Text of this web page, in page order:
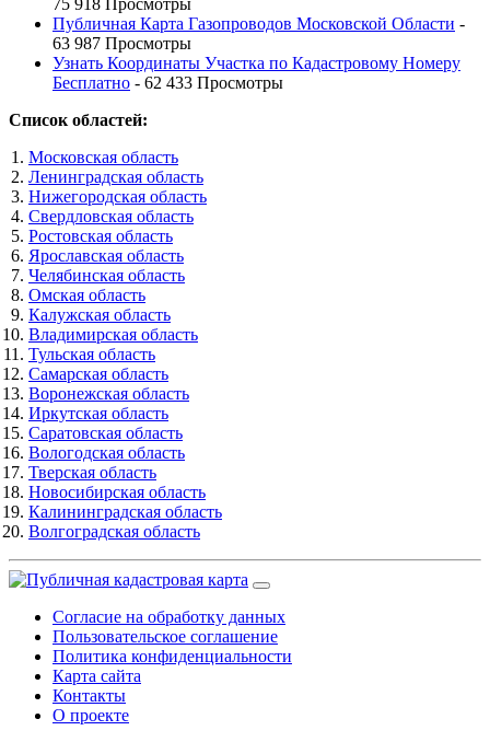
75 918 Просмотры
Публичная Карта Газопроводов Московской Области -
63 987 Просмотры
Узнать Координаты Участка по Кадастровому Номеру
Бесплатно - 62 433 Просмотры
Список областей:
Московская область
Ленинградская область
Нижегородская область
Свердловская область
Ростовская область
Ярославская область
Челябинская область
Омская область
Калужская область
Владимирская область
Тульская область
Самарская область
Воронежская область
Иркутская область
Саратовская область
Вологодская область
Тверская область
Новосибирская область
Калининградская область
Волгоградская область
Согласие на обработку данных
Пользовательское соглашение
Политика конфиденциальности
Карта сайта
Контакты
О проекте